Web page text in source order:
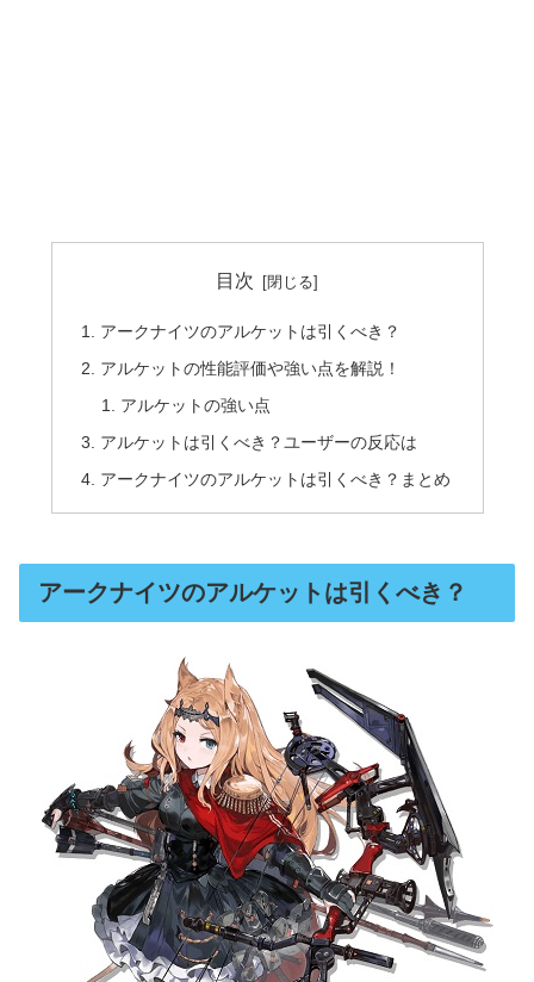
目次
アークナイツのアルケットは引くべき？
アルケットの性能評価や強い点を解説！
アルケットの強い点
アルケットは引くべき？ユーザーの反応は
アークナイツのアルケットは引くべき？まとめ
アークナイツのアルケットは引くべき？